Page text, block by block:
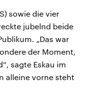
sowie die vier
jubelnd beide
„Das war
der Moment,
sagte Eskau im
alleine vorne steht